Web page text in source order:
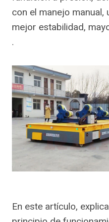
con el manejo
mejor estabilidad,
.
En este artículo,